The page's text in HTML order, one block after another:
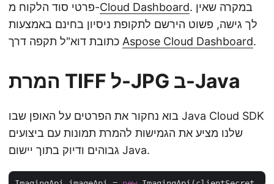
פרטי סוד הלקוח מ-Cloud Dashboard. במקרה שאין
לך גישה, פשוט הירשם לתקופת ניסיון בחינם באמצעות
Aspose Cloud Dashboard.
המרת TIFF ל-JPG ב-Java
בוא נחקור את הפרטים על האופן שבו Java Cloud SDK
שלנו מציע את הגמישות להמרת תמונות עם ביצועים
גבוהים ודיוק בתוך יישום Java.